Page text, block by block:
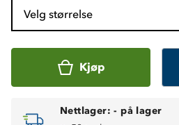
Velg størrelse
Kjøp
Nettlager: - på lager